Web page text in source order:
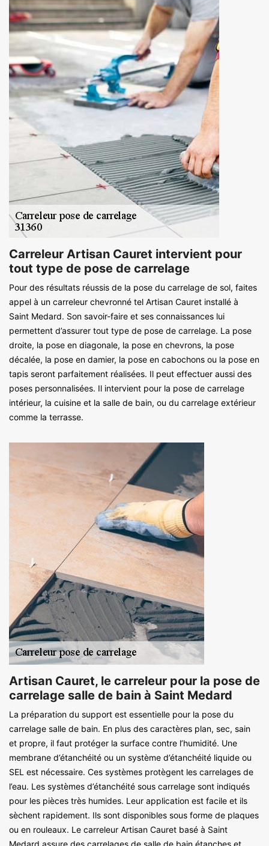
Carreleur Artisan Cauret intervient pour
tout type de pose de carrelage
Pour des résultats réussis de la pose du carrelage de sol, faites
appel à un carreleur chevronné tel Artisan Cauret installé à
Saint Medard. Son savoir-faire et ses connaissances lui
permettent d’assurer tout type de pose de carrelage. La pose
droite, la pose en diagonale, la pose en chevrons, la pose
décalée, la pose en damier, la pose en cabochons ou la pose en
tapis seront parfaitement réalisées. Il peut effectuer aussi des
poses personnalisées. Il intervient pour la pose de carrelage
intérieur, la cuisine et la salle de bain, ou du carrelage extérieur
comme la terrasse.
Artisan Cauret, le carreleur pour la pose de
carrelage salle de bain à Saint Medard
La préparation du support est essentielle pour la pose du
carrelage salle de bain. En plus des caractères plan, sec, sain
et propre, il faut protéger la surface contre l’humidité. Une
membrane d’étanchéité ou un système d’étanchéité liquide ou
SEL est nécessaire. Ces systèmes protègent les carrelages de
l’eau. Les systèmes d’étanchéité sous carrelage sont indiqués
pour les pièces très humides. Leur application est facile et ils
sèchent rapidement. Ils sont disponibles sous forme de plaques
ou en rouleaux. Le carreleur Artisan Cauret basé à Saint
Medard assure des carrelages de salle de bain étanches et